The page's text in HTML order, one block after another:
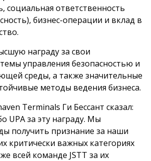
социальная ответственность
бизнес-операции и вклад в
награду за свои
управления безопасностью и
среды, а также значительные
методы ведения бизнеса.
Terminals Ги Бессант сказал:
UPA за эту награду. Мы
получить признание за наши
критически важных категориях
всей команде JSTT за их